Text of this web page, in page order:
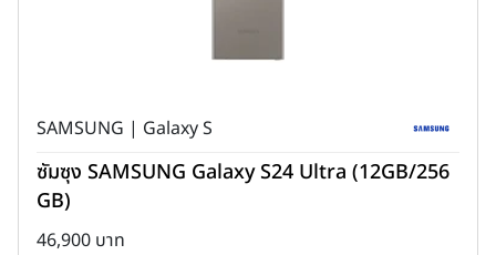
SAMSUNG | Galaxy S
ซัมซุง SAMSUNG Galaxy S24 Ultra (12GB/256
GB)
46,900 บาท